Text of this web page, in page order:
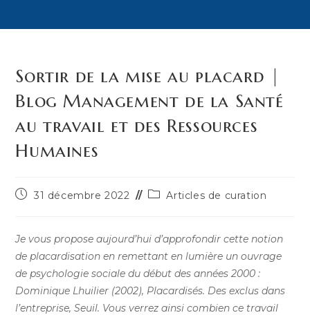
Sortir de la mise au placard |
Blog Management de la Santé
au travail et des Ressources
Humaines
Publication
31 décembre 2022
PostArticles de curation
Je vous propose aujourd’hui d’approfondir cette notion
de placardisation en remettant en lumière un ouvrage
de psychologie sociale du début des années 2000 :
Dominique Lhuilier (2002), Placardisés. Des exclus dans
l’entreprise, Seuil. Vous verrez ainsi combien ce travail